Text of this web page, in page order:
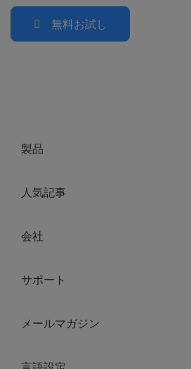
無料お試し
製品
人気記事
会社
サポート
メールマガジン